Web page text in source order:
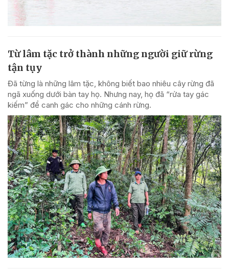
Từ lâm tặc trở thành những người giữ rừng
tận tụy
Đã từng là những lâm tặc, không biết bao nhiêu cây rừng đã
ngã xuống dưới bàn tay họ. Nhưng nay, họ đã “rửa tay gác
kiếm” để canh gác cho những cánh rừng.